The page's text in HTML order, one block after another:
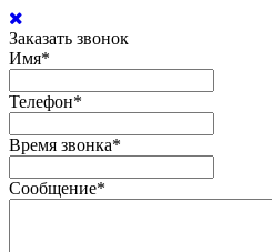
Заказать звонок
Имя*
Телефон*
Время звонка*
Сообщение*